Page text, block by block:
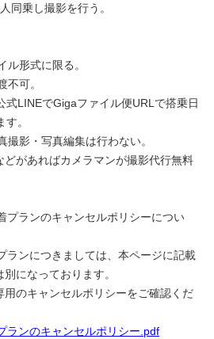
同乗し撮影を行う。
形式に限る。
可。
LINEでGigaファイル便URLで搭乗日
。
影・写真編集は行わない。
どがあればカメラマンが撮影代行無料
プランのキャンセルポリシーについ
ランにつきましては、本ページに記載
になっております。
用のキャンセルポリシーをご確認くだ
ランのキャンセルポリシー.pdf